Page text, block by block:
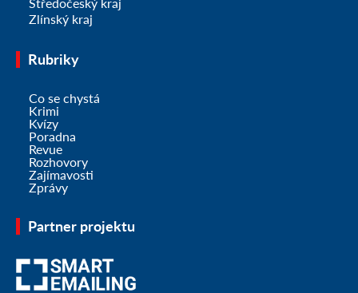
Zlínský kraj
Rubriky
Co se chystá
Krimi
Kvízy
Poradna
Revue
Rozhovory
Zajímavosti
Zprávy
Partner projektu